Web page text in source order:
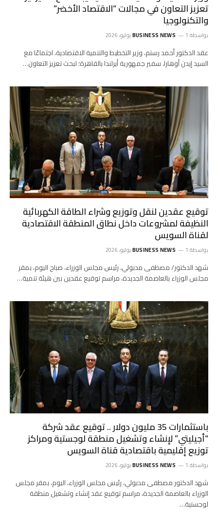
تعزيز التعاون في مجالات “الاقتصاد الأخضر”
والتكنولوجيا
بواسطة BUSINESS NEWS 1 يوليو، 2026
عقد الدكتور أحمد رستم، وزير التخطيط والتنمية الاقتصادية، اجتماعًا مع
السيد إيدن أوهارا، سفير جمهورية أيرلندا بالقاهرة؛ لبحث تعزيز التعاون…
توقيع عقدين لنقل وتوزيع وشراء الطاقة الكهربائية
النظيفة لمشروعات داخل نطاق المنطقة الاقتصادية
لقناة السويس
بواسطة BUSINESS NEWS 1 يوليو، 2026
شهد الدكتور/ مصطفى مدبولي، رئيس مجلس الوزراء، صباح اليوم، بمقر
مجلس الوزراء بالعاصمة الجديدة، مراسم توقيع عقدين بين هيئة تنمية…
باستثمارات 35 مليون دولار .. توقيع عقد شركة
“أجيليتي” لإنشاء وتشغيل منطقة لوجستية ومراكز
توزيع إقليمية باقتصادية قناة السويس
بواسطة BUSINESS NEWS 1 يوليو، 2026
شهد الدكتور مصطفى مدبولي، رئيس مجلس الوزراء، اليوم، بمقر مجلس
الوزراء بالعاصمة الجديدة، مراسم توقيع عقد إنشاء وتشغيل منطقة
لوجستية…